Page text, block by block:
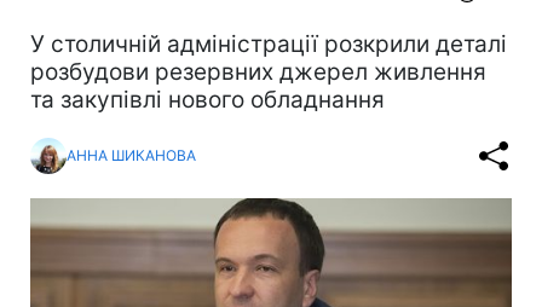
У столичній адміністрації розкрили деталі
розбудови резервних джерел живлення
та закупівлі нового обладнання
АННА ШИКАНОВА